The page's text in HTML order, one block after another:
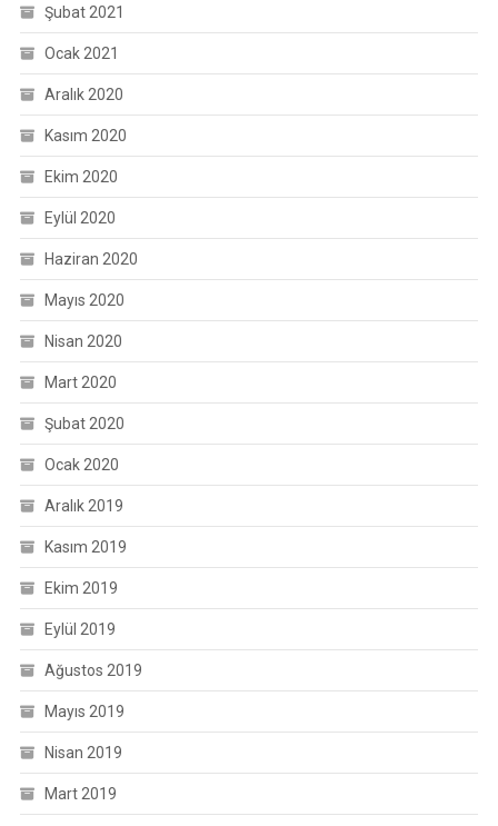
Şubat 2021
Ocak 2021
Aralık 2020
Kasım 2020
Ekim 2020
Eylül 2020
Haziran 2020
Mayıs 2020
Nisan 2020
Mart 2020
Şubat 2020
Ocak 2020
Aralık 2019
Kasım 2019
Ekim 2019
Eylül 2019
Ağustos 2019
Mayıs 2019
Nisan 2019
Mart 2019